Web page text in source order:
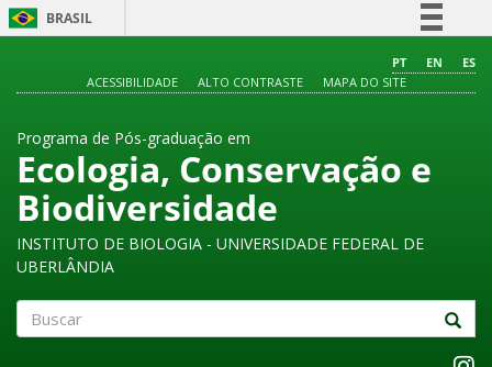
BRASIL
Comunica BR
Acesso à informação
Legislação
PT EN
ES
ACESSIBILIDADE
ALTO CONTRASTE MAPA DO SITE
Programa de Pós-graduação em
Ecologia, Conservação e
Biodiversidade
INSTITUTO DE BIOLOGIA - UNIVERSIDADE FEDERAL DE
UBERLÂNDIA